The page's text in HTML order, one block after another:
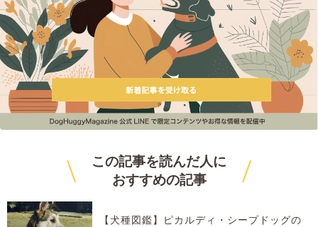
\
この記事を読んだ人に
おすすめの記事 /
【犬種図鑑】ピカルディ・シープドッグの